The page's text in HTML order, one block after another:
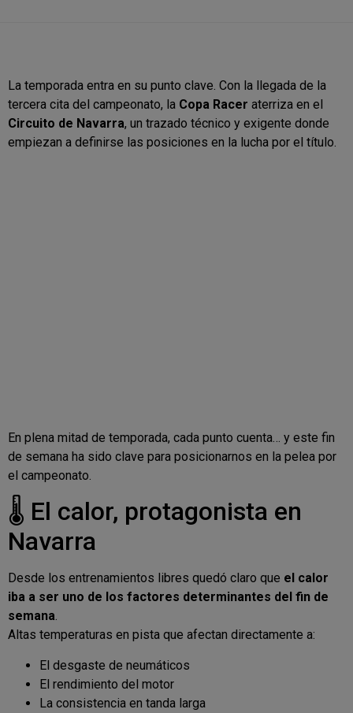
La temporada entra en su punto clave. Con la llegada de la
tercera cita del campeonato, la Copa Racer aterriza en el
Circuito de Navarra, un trazado técnico y exigente donde
empiezan a definirse las posiciones en la lucha por el título.
En plena mitad de temporada, cada punto cuenta… y este fin
de semana ha sido clave para posicionarnos en la pelea por
el campeonato.
🌡️ El calor, protagonista en
Navarra
Desde los entrenamientos libres quedó claro que el calor
iba a ser uno de los factores determinantes del fin de
semana.
Altas temperaturas en pista que afectan directamente a:
El desgaste de neumáticos
El rendimiento del motor
La consistencia en tanda larga